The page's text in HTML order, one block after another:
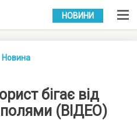
УКР РУС
НОВИНИ
Новина
бігає від
полями (ВІДЕО)